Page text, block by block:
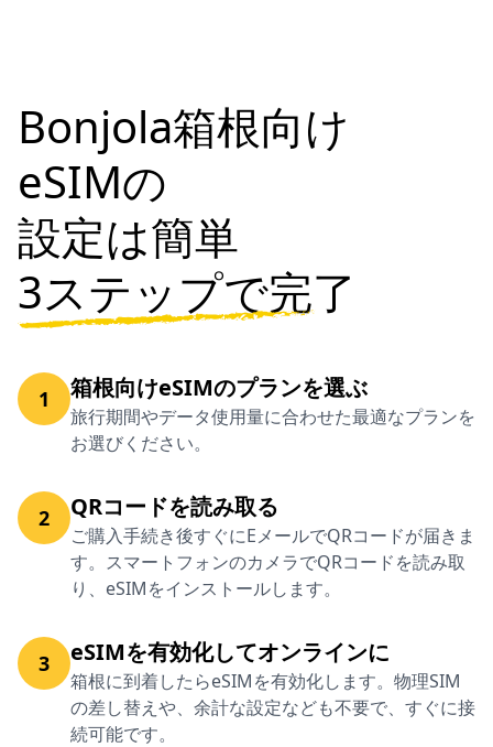
Bonjola箱根向け
eSIMの
設定は簡単
3ステップで完了
1 箱根向けeSIMのプランを選ぶ
旅行期間やデータ使用量に合わせた最適なプランを
お選びください。
2 QRコードを読み取る
ご購入手続き後すぐにEメールでQRコードが届きま
す。スマートフォンのカメラでQRコードを読み取
り、eSIMをインストールします。
3 eSIMを有効化してオンラインに
箱根に到着したらeSIMを有効化します。物理SIM
の差し替えや、余計な設定なども不要で、すぐに接
続可能です。